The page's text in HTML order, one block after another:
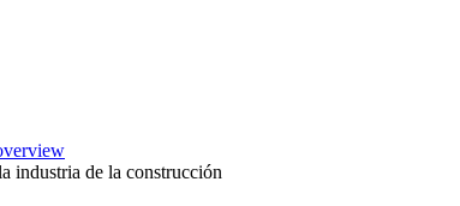
industria de la construcción